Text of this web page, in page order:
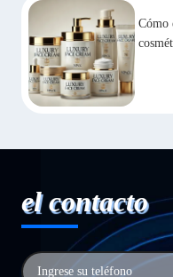
Cómo
el contacto